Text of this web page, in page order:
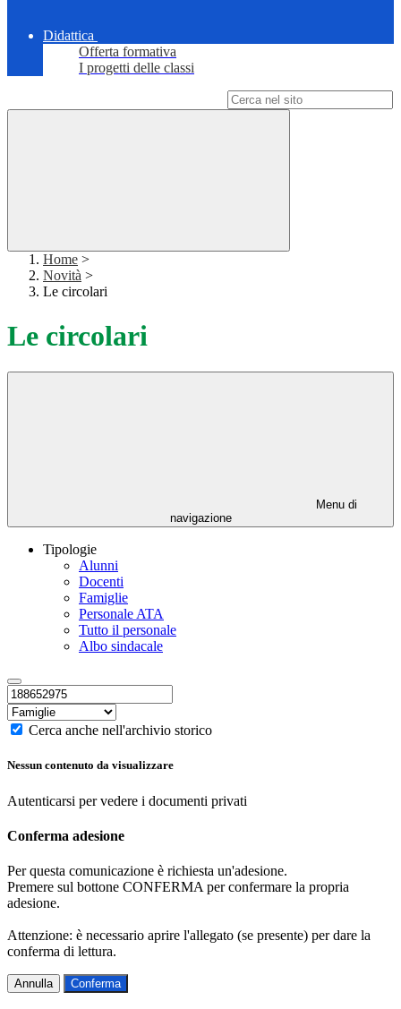
Didattica
Offerta formativa
I progetti delle classi
Home >
Novità >
Le circolari
Le circolari
Menu di
navigazione
Tipologie
Alunni
Docenti
Famiglie
Personale ATA
Tutto il personale
Albo sindacale
Cerca anche nell'archivio storico
Nessun contenuto da visualizzare
Autenticarsi per vedere i documenti privati
Conferma adesione
Per questa comunicazione è richiesta un'adesione.
Premere sul bottone CONFERMA per confermare la propria
adesione.
Attenzione: è necessario aprire l'allegato (se presente) per dare la
conferma di lettura.
Annulla Conferma